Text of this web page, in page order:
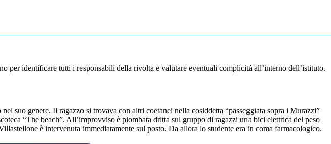
identificare tutti i responsabili della rivolta e valutare eventuali complicità all’interno dell’istituto.
suo genere. Il ragazzo si trovava con altri coetanei nella cosiddetta “passeggiata sopra i Murazzi”
“The beach”. All’improvviso è piombata dritta sul gruppo di ragazzi una bici elettrica del peso
è intervenuta immediatamente sul posto. Da allora lo studente era in coma farmacologico.